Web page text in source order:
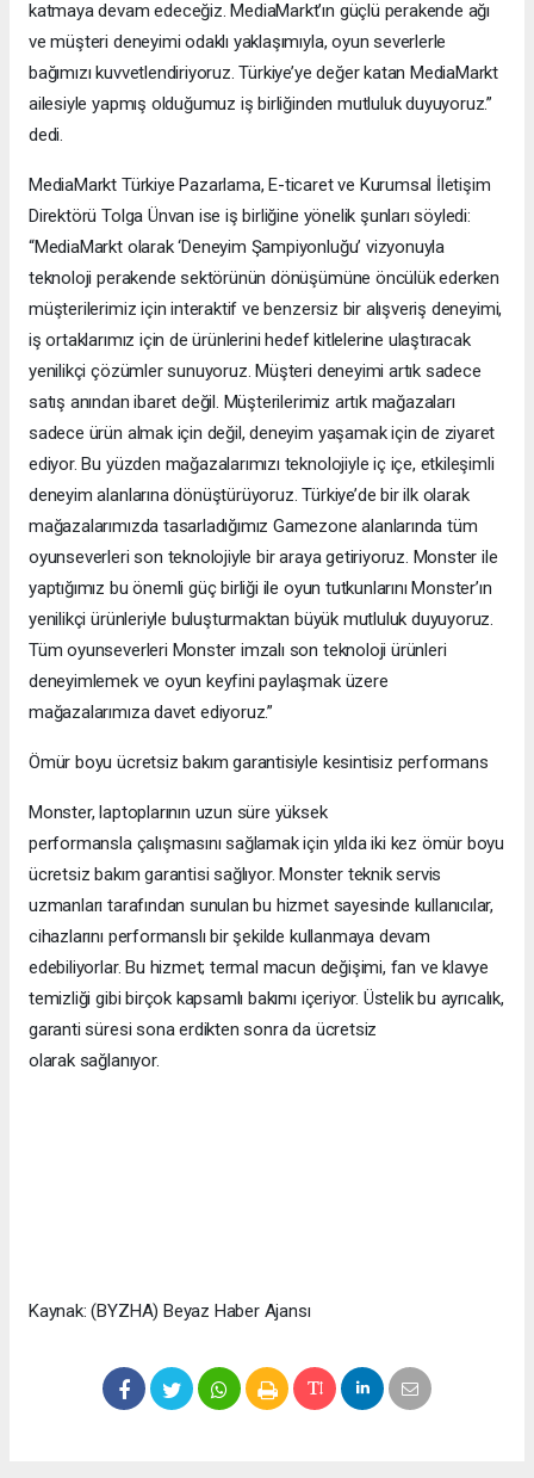
katmaya devam edeceğiz. MediaMarkt’ın güçlü perakende ağı
ve müşteri deneyimi odaklı yaklaşımıyla, oyun severlerle
bağımızı kuvvetlendiriyoruz. Türkiye’ye değer katan MediaMarkt
ailesiyle yapmış olduğumuz iş birliğinden mutluluk duyuyoruz.”
dedi.
MediaMarkt Türkiye Pazarlama, E-ticaret ve Kurumsal İletişim
Direktörü Tolga Ünvan ise iş birliğine yönelik şunları söyledi:
“MediaMarkt olarak ‘Deneyim Şampiyonluğu’ vizyonuyla
teknoloji perakende sektörünün dönüşümüne öncülük ederken
müşterilerimiz için interaktif ve benzersiz bir alışveriş deneyimi,
iş ortaklarımız için de ürünlerini hedef kitlelerine ulaştıracak
yenilikçi çözümler sunuyoruz. Müşteri deneyimi artık sadece
satış anından ibaret değil. Müşterilerimiz artık mağazaları
sadece ürün almak için değil, deneyim yaşamak için de ziyaret
ediyor. Bu yüzden mağazalarımızı teknolojiyle iç içe, etkileşimli
deneyim alanlarına dönüştürüyoruz. Türkiye’de bir ilk olarak
mağazalarımızda tasarladığımız Gamezone alanlarında tüm
oyunseverleri son teknolojiyle bir araya getiriyoruz. Monster ile
yaptığımız bu önemli güç birliği ile oyun tutkunlarını Monster’ın
yenilikçi ürünleriyle buluşturmaktan büyük mutluluk duyuyoruz.
Tüm oyunseverleri Monster imzalı son teknoloji ürünleri
deneyimlemek ve oyun keyfini paylaşmak üzere
mağazalarımıza davet ediyoruz.”
Ömür boyu ücretsiz bakım garantisiyle kesintisiz performans
Monster, laptoplarının uzun süre yüksek
performansla çalışmasını sağlamak için yılda iki kez ömür boyu
ücretsiz bakım garantisi sağlıyor. Monster teknik servis
uzmanları tarafından sunulan bu hizmet sayesinde kullanıcılar,
cihazlarını performanslı bir şekilde kullanmaya devam
edebiliyorlar. Bu hizmet; termal macun değişimi, fan ve klavye
temizliği gibi birçok kapsamlı bakımı içeriyor. Üstelik bu ayrıcalık,
garanti süresi sona erdikten sonra da ücretsiz
olarak sağlanıyor.
Kaynak: (BYZHA) Beyaz Haber Ajansı